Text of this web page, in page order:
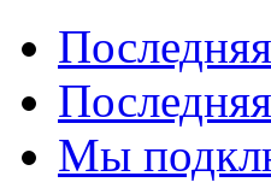
Мы